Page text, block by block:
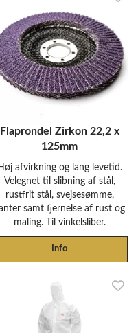
Flaprondel Zirkon 22,2 x
125mm
afvirkning og lang levetid.
Velegnet til slibning af stål,
rustfrit stål, svejsesømme,
samt fjernelse af rust og
maling. Til vinkelsliber.
Info